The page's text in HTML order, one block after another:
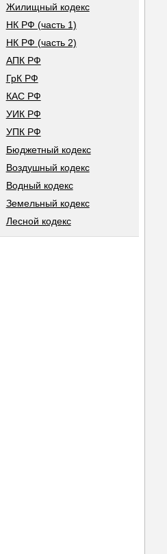
Жилищный кодекс
НК РФ (часть 1)
НК РФ (часть 2)
АПК РФ
ГрК РФ
КАС РФ
УИК РФ
УПК РФ
Бюджетный кодекс
Воздушный кодекс
Водный кодекс
Земельный кодекс
Лесной кодекс